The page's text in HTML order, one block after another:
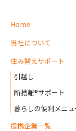
Home
当社について
住み替えサポート
引越し
断捨離®サポート
暮らしの便利メニュ
提携企業一覧